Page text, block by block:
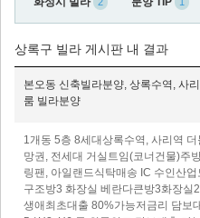
상록구 빌라 게시판 내 결과
본오동 신축빌라분양, 상록수역, 사
룸 빌라분양
1개동 5층 8세대상록수역, 사리역
망권, 전세대 거실트임(코너건물)주
링팬, 아일랜드식탁매송 IC 수인산
구조방3 화장실 베란다큰방3화장
생애최초대출 80%가능저금리 담보